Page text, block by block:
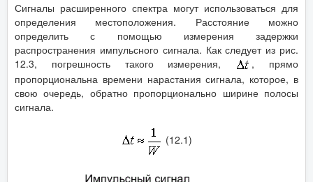
Сигналы расширенного спектра могут использоваться для
определения местоположения. Расстояние можно
определить с помощью измерения задержки
распространения импульсного сигнала. Как следует из рис.
12.3, погрешность такого измерения,
, прямо
пропорциональна времени нарастания сигнала, которое, в
свою очередь, обратно пропорционально ширине полосы
сигнала.
(12.1)